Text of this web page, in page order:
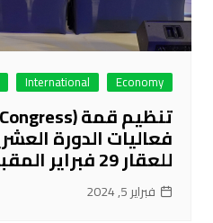
Economy
International
للعقار 29 فبراير المقبل
فبراير 5, 2024